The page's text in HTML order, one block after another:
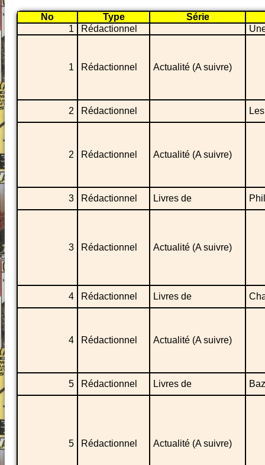
No Type
Série
1
Rédactionnel
1 Rédactionnel Actualité (A suivre)
2 Rédactionnel
2 Rédactionnel Actualité (A suivre)
3 Rédactionnel Livres de
3 Rédactionnel Actualité (A suivre)
4 Rédactionnel Livres de
4 Rédactionnel Actualité (A suivre)
5 Rédactionnel Livres de
5 Rédactionnel Actualité (A suivre)